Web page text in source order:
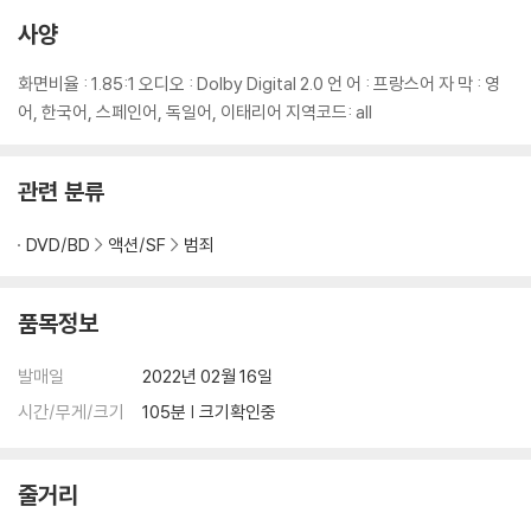
이어를 사용하셔야 합니다. 더불어 플레이어 소프트웨어 최신 버전의 업데
이트, 대용량 케이블 사용이 필수입니다.
2) 3D 블루레이는 전용 플레이어와 3D 지원 TV를 통해서만 재생 가능합
니다.
1) 제작/배송 과정에서 경미한 아웃케이스 주름, 모서리 눌림 및 갈라짐이
다.
있습니다.
3) 렌티큘러 스틸북의 경우, 보호필름이 붙어 판매되기도 합니다. 보호필
름 손상에 의한 교환/반품은 불가합니다.
에 의한 교환/반품은 불가합니다.
인을 위해 개봉 시의 동영상을 요청할 수 있으며, 동영상이 없는 경우 교
환/반품이 제한될 수 있습니다.
사양
화면비율 : 1.85:1 오디오 : Dolby Digital 2.0 언 어 : 프랑스어 자 막 : 영
어, 한국어, 스페인어, 독일어, 이태리어 지역코드: all
관련 분류
DVD/BD 액션/SF 범죄
품목정보
발매일
2022년 02월 16일
시간/무게/크기
105분 | 크기확인중
줄거리